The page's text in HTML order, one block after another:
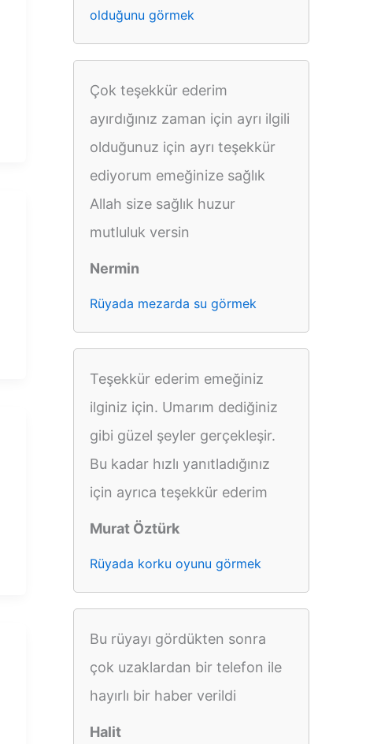
olduğunu görmek
Çok teşekkür ederim
ayırdığınız zaman için ayrı ilgili
olduğunuz için ayrı teşekkür
ediyorum emeğinize sağlık
Allah size sağlık huzur
mutluluk versin
Nermin
Rüyada mezarda su görmek
Teşekkür ederim emeğiniz
ilginiz için. Umarım dediğiniz
gibi güzel şeyler gerçekleşir.
Bu kadar hızlı yanıtladığınız
için ayrıca teşekkür ederim
Murat Öztürk
Rüyada korku oyunu görmek
Bu rüyayı gördükten sonra
çok uzaklardan bir telefon ile
hayırlı bir haber verildi
Halit